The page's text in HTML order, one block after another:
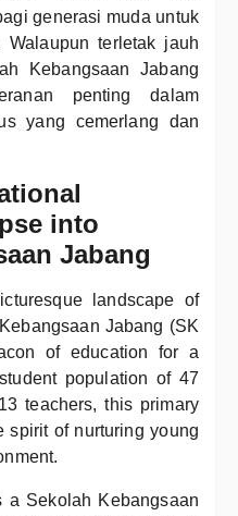
generasi muda untuk
Walaupun terletak jauh
Kebangsaan Jabang
penting dalam
yang cemerlang dan
into
Jabang
landscape of
Jabang (SK
of education for a
population of 47
teachers, this primary
spirit of nurturing young
a Sekolah Kebangsaan